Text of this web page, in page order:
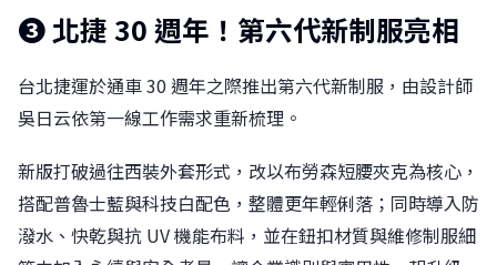
❸ 北捷 30 週年！第六代新制服亮相
台北捷運於通車 30 週年之際推出第六代新制服，由設計師
吳日云依第一線工作需求重新梳理。
新版打破過往西裝外套形式，改以布勞森短腰夾克為核心，
搭配普魯士藍與科技白配色，整體更年輕俐落；同時導入防
潑水、快乾與抗 UV 機能布料，並在鈕扣材質與維修制服細